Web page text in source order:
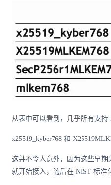
从表中可以看到，几乎所有支持
x25519_kyber768 和
这并不令人意外，因为这些早
就开始接入，随后在 NIST 标准